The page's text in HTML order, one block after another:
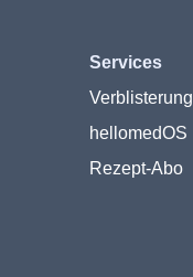
Services
Verblisterung
hellomedOS
Rezept-Abo